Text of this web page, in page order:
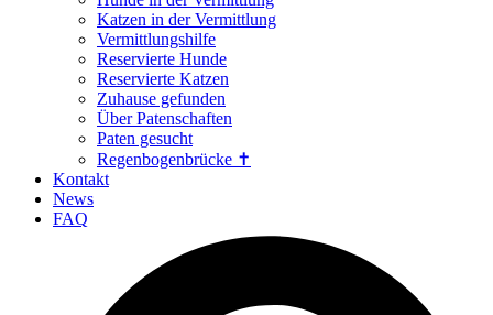
Katzen in der Vermittlung
Vermittlungshilfe
Reservierte Hunde
Reservierte Katzen
Zuhause gefunden
Über Patenschaften
Paten gesucht
Regenbogenbrücke ✝
Kontakt
News
FAQ